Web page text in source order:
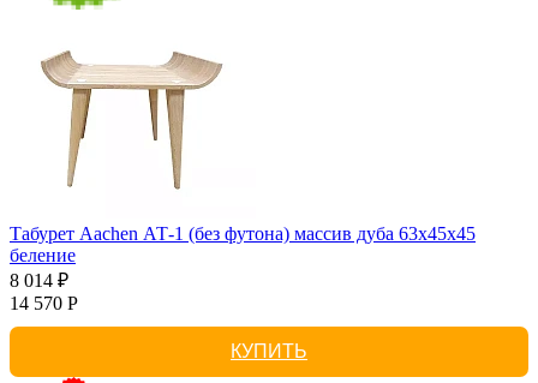
Табурет Aachen АТ-1 (без футона) массив дуба 63х45х45
беление
8 014 ₽
14 570 Р
КУПИТЬ